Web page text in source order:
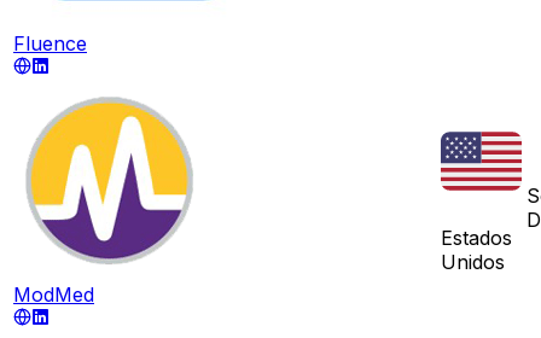
Fluence
ModMed
Estados
Unidos